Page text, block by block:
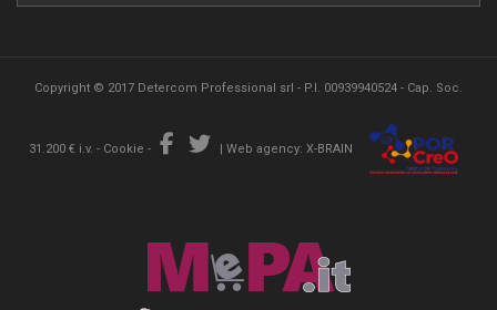
Copyright © 2017 Detercom Professional srl - P.I. 00939940524 - Cap. Soc.
31.200 € i.v. - Cookie - | Web agency: X-BRAIN